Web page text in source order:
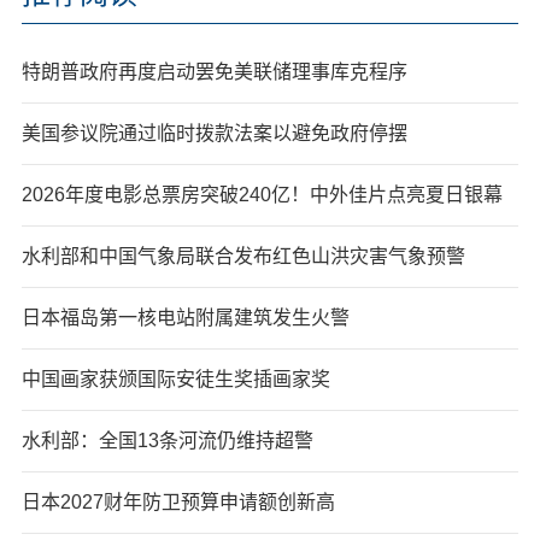
特朗普政府再度启动罢免美联储理事库克程序
美国参议院通过临时拨款法案以避免政府停摆
2026年度电影总票房突破240亿！中外佳片点亮夏日银幕
水利部和中国气象局联合发布红色山洪灾害气象预警
日本福岛第一核电站附属建筑发生火警
中国画家获颁国际安徒生奖插画家奖
水利部：全国13条河流仍维持超警
日本2027财年防卫预算申请额创新高